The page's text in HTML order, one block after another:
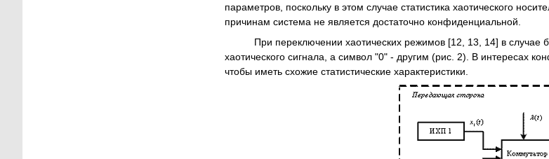
параметров, поскольку в этом случае статистика хаотического
причинам система не является достаточно конфиденциальной.
При переключении хаотических режимов [12, 13, 14] в случае
хаотического сигнала, а символ "0" - другим (рис. 2). В интересах
чтобы иметь схожие статистические характеристики.